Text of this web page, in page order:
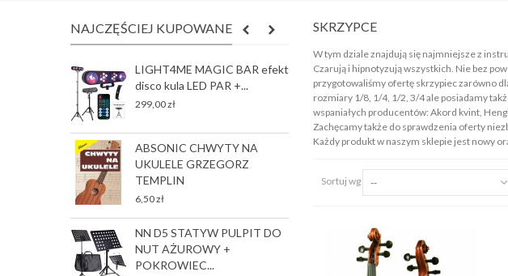
NAJCZĘŚCIEJ KUPOWANE
LIGHT4ME MAGIC BAR efekt
disco kula LED PAR +...
299,00 zł
ABSONIC CHWYTY NA
UKULELE GRZEGORZ
TEMPLIN
6,50 zł
NN D5 STATYW PULPIT DO
NUT AŻUROWY +
POKROWIEC...
RED'S MUSIC GCSA1230
STRONGER KABEL WTYKI
JACK...
78,00 zł
perkusyjne
35,00 zł
Gist Wood 5B Hickory pałki
perkusyjne
35,00 zł
SKRZYPCE
W tym dziale znajdują się najmniejsze z
Czarują i hipnotyzują wszystkich. Nie bez
przygotowaliśmy ofertę skrzypiec zarówno
rozmiary 1/8, 1/4, 1/2, 3/4 ale posiadamy
wspaniałych producentów: Akord kvint,
Zachęcamy także do sprawdzenia oferty
Każdy produkt w naszym sklepie jest nowy
Sortuj wg --